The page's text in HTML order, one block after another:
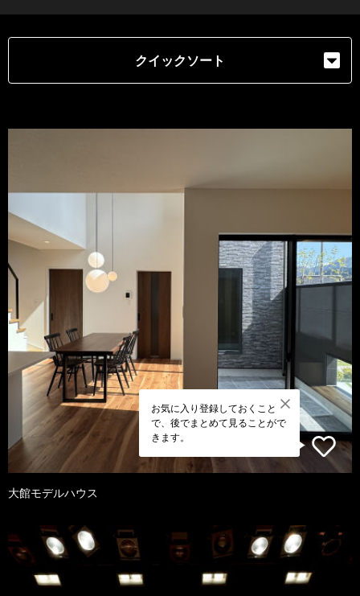
クイックソート
お気に入り登録しておくこと
で、後でまとめて見ることがで
きます。
大館モデルハウス